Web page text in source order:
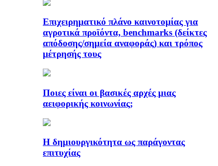
Επιχειρηματικό πλάνο καινοτομίας για
αγροτικά προϊόντα, benchmarks (δείκτες
απόδοσης/σημεία αναφοράς) και τρόπος
μέτρησής τους
Ποιες είναι οι βασικές αρχές μιας
αειφορικής κοινωνίας;
Η δημιουργικότητα ως παράγοντας
επιτυχίας